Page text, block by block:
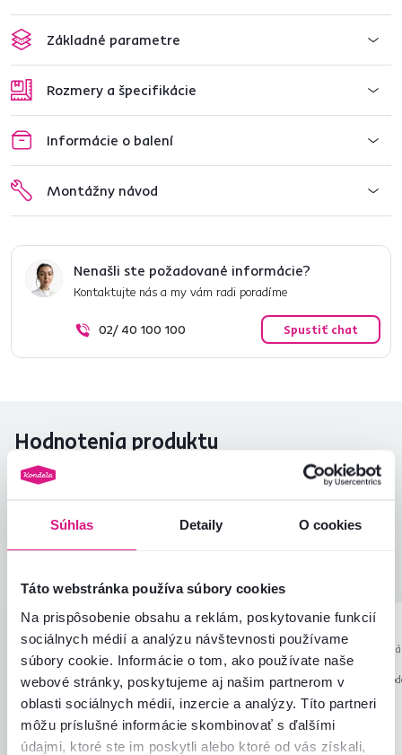
Súhlas Detaily O cookies
Táto webstránka používa súbory cookies
Na prispôsobenie obsahu a reklám, poskytovanie funkcií
sociálnych médií a analýzu návštevnosti používame
súbory cookie. Informácie o tom, ako používate naše
webové stránky, poskytujeme aj našim partnerom v
oblasti sociálnych médií, inzercie a analýzy. Títo partneri
môžu príslušné informácie skombinovať s ďalšími
údajmi, ktoré ste im poskytli alebo ktoré od vás získali,
Základné parametre
Rozmery a špecifikácie
Informácie o balení
Montážny návod
Nenašli ste požadované informácie?
Kontaktujte nás a my vám radi poradíme
02/ 40 100 100 Spustiť chat
Hodnotenia produktu
4,5
Zodpovedá očakávaniam
4,5
M
Mária R.
28.11.2023, Kluknava,
Slovensko
4.2 hviezdičky
Recenzia pre rovnaký model, avšak v inom
prevedení
Overený nákup
L
21.7.2023,
Maďarsko
Recenzia pre rovnaký
prevedení
Overený nákup